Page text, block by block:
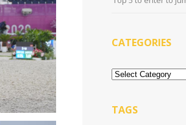
CATEGORIES
Categories
TAGS